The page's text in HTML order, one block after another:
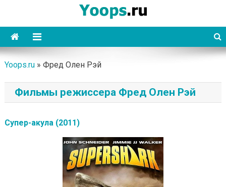
content
Yoops
Yoops.ru» Фред Олен Рэй
Фильмы режиссера Фред Олен Рэй
Супер-акула (2011)